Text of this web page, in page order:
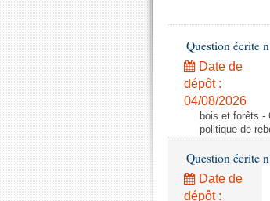
Question écrite
Date de
dépôt :
04/08/2026
bois et forêts -
politique de
Question écrite
Date de
dépôt :